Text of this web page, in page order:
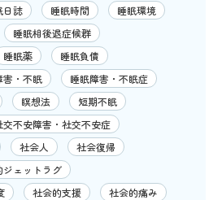
日誌 睡眠時間
睡眠環境
睡眠相後退症候群
睡眠薬
睡眠負債
害・不眠
睡眠障害・不眠症
瞑想法
短期不眠
交不安障害・社交不安症
社会人
社会復帰
ジェットラグ
社会的支援
社会的痛み